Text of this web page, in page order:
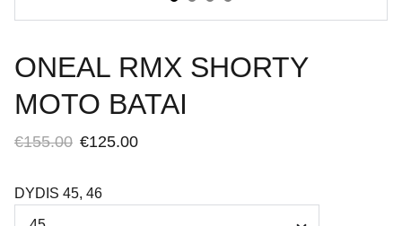
ONEAL RMX SHORTY
MOTO BATAI
€155.00 €125.00
DYDIS 45, 46